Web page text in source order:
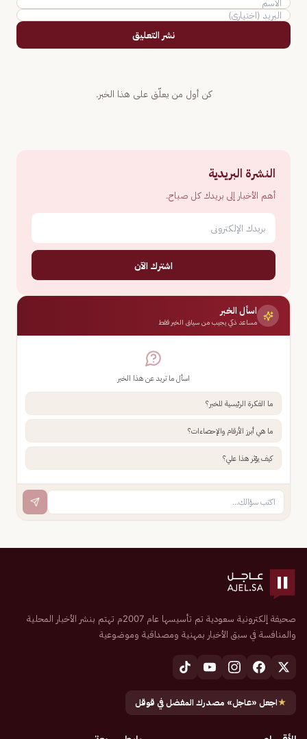
نشر التعليق
كن أول من يعلّق على هذا الخبر.
النشرة البريدية
أهم الأخبار إلى بريدك كل صباح.
اشترك الآن
اسأل الخبر
مساعد ذكي يجيب من سياق الخبر فقط
اسأل ما تريد عن هذا الخبر
ما الفكرة الرئيسية للخبر؟
ما هي أبرز الأرقام والإحصاءات؟
كيف يؤثر هذا علي؟
صحيفة إلكترونية سعودية تم تأسيسها عام 2007م تهتم بنشر الأخبار المحلية
والمنافسة في سبق الأخبار بمهنية ومصداقية وموضوعية
★اجعل «عاجل» مصدرك المفضل في قوقل